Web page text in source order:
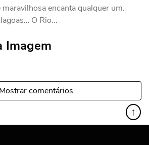
encanta qualquer um.
O Rio...
Imagem
Mostrar comentários
↑